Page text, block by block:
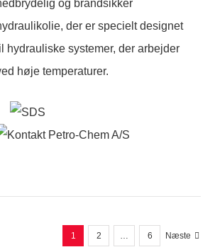
og brandsikker
der er specielt designet
hydrauliske systemer, der arbejder
høje temperaturer.
1 2 … 6 Næste